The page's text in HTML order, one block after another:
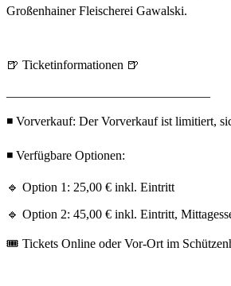
Großenhainer Fleischerei Gawalski.
🍺 Ticketinformationen 🍺
◾ Vorverkauf: Der Vorverkauf ist limitiert,
◾ Verfügbare Optionen:
🔹 Option 1: 25,00 € inkl. Eintritt
🔹 Option 2: 45,00 € inkl. Eintritt,
🎟️ Tickets Online oder Vor-Ort im